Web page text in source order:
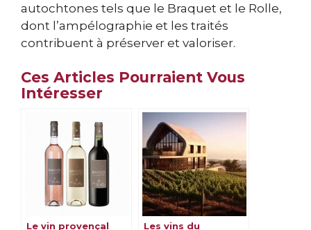
autochtones tels que le Braquet et le Rolle,
dont l’ampélographie et les traités
contribuent à préserver et valoriser.
Ces Articles Pourraient Vous
Intéresser
Le vin provençal
Les vins du